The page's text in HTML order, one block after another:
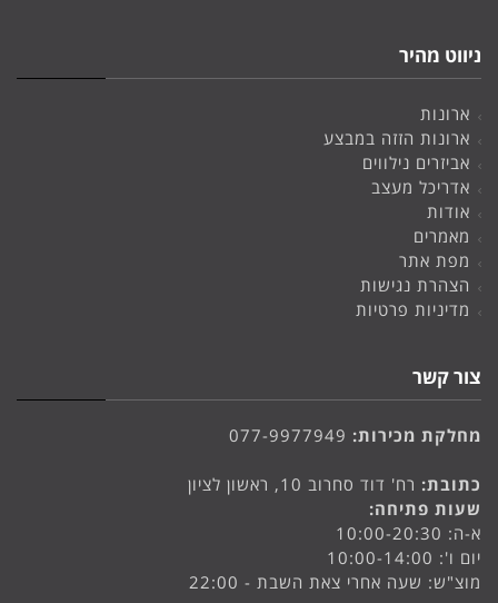
ניווט מהיר
ארונות
ארונות הזזה במבצע
אביזרים נילווים
אדריכל מעצב
אודות
מאמרים
מפת אתר
הצהרת נגישות
מדיניות פרטיות
צור קשר
מחלקת מכירות: 077-9977949
כתובת: רח' דוד סחרוב 10, ראשון לציון
שעות פתיחה:
א-ה: 10:00-20:30
יום ו': 10:00-14:00
מוצ"ש: שעה אחרי צאת השבת - 22:00